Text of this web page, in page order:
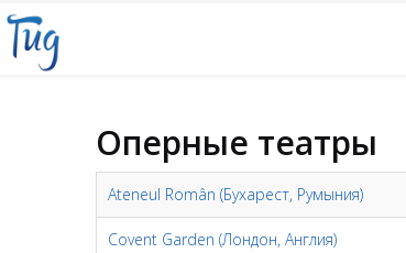
Оперные театры
Ateneul Român (Бухарест, Румыния)
Covent Garden (Лондон, Англия)